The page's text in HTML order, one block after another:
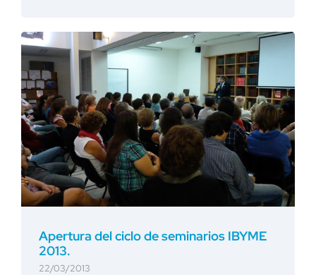
Apertura del ciclo de seminarios IBYME
2013.
22/03/2013